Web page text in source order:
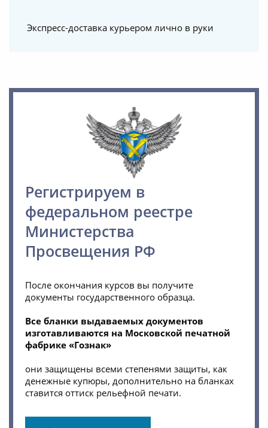
Экспресс-доставка курьером лично в руки
Регистрируем в
федеральном реестре
Министерства
Просвещения РФ
После окончания курсов вы получите
документы государственного образца.
Все бланки выдаваемых документов
изготавливаются на Московской печатной
фабрике «Гознак»
они защищены всеми степенями защиты, как
денежные купюры, дополнительно на бланках
ставится оттиск рельефной печати.